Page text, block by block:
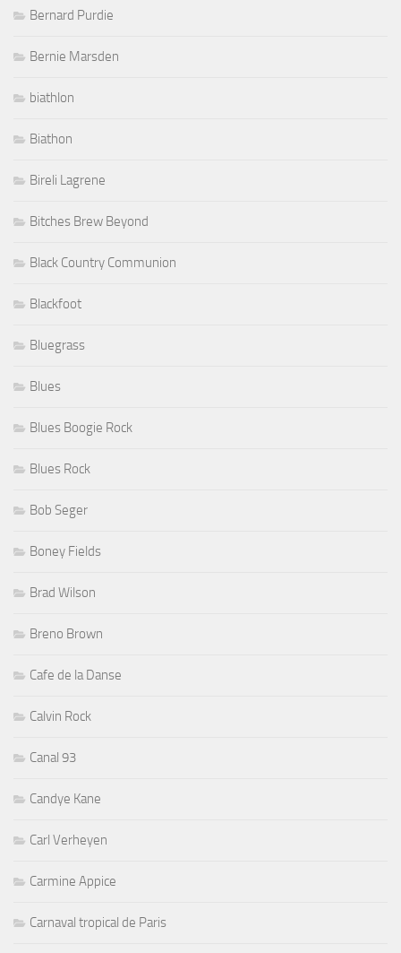
Bernard Purdie
Bernie Marsden
biathlon
Biathon
Bireli Lagrene
Bitches Brew Beyond
Black Country Communion
Blackfoot
Bluegrass
Blues
Blues Boogie Rock
Blues Rock
Bob Seger
Boney Fields
Brad Wilson
Breno Brown
Cafe de la Danse
Calvin Rock
Canal 93
Candye Kane
Carl Verheyen
Carmine Appice
Carnaval tropical de Paris